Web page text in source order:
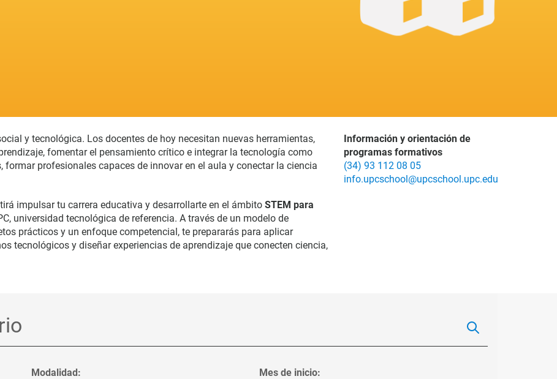
y tecnológica. Los docentes de hoy necesitan nuevas herramientas,
fomentar el pensamiento crítico e integrar la tecnología como
profesionales capaces de innovar en el aula y conectar la ciencia
impulsar tu carrera educativa y desarrollarte en el ámbito STEM para
universidad tecnológica de referencia. A través de un modelo de
prácticos y un enfoque competencial, te prepararás para aplicar
tecnológicos y diseñar experiencias de aprendizaje que conecten ciencia,
Información y orientación de
programas formativos
(34) 93 112 08 05
info.upcschool@upcschool.upc.edu
Modalidad: Mes de inicio: